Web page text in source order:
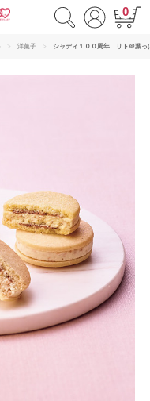
0
洋菓子 シャディ１００周年 リト＠葉